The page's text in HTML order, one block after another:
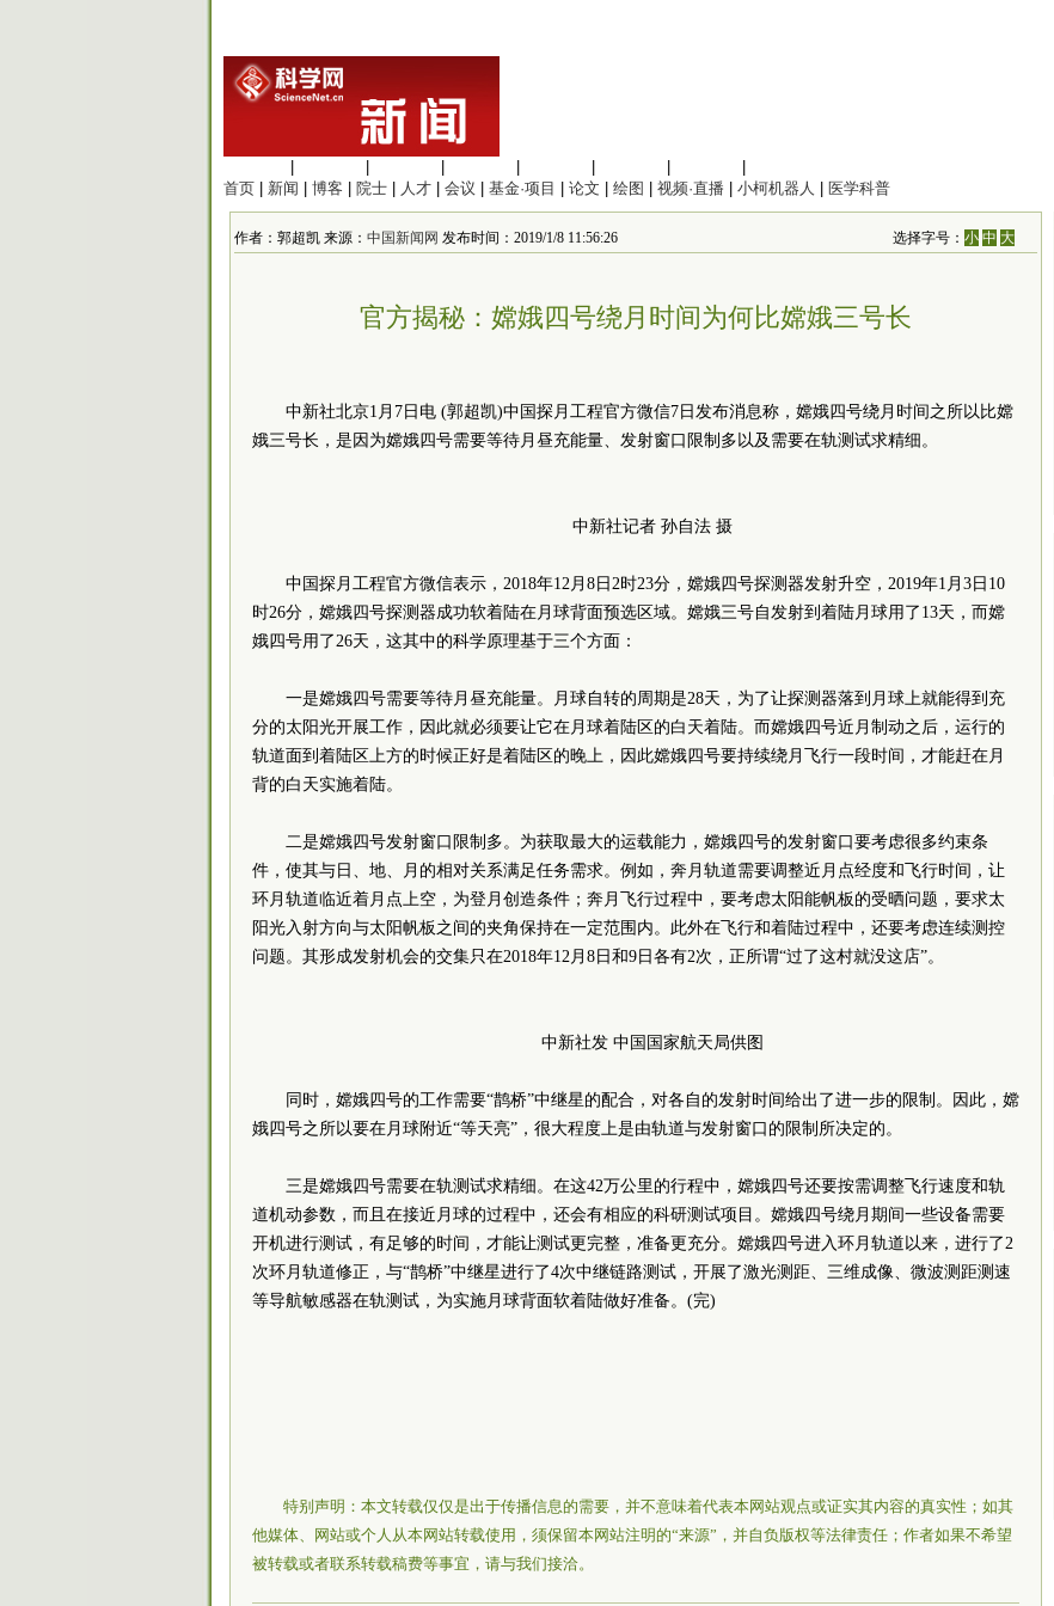
首页
新闻 博客 院士 人才 会议 基金·项目 论文 绘图 视频·直播 小柯机器人 医学科普
作者：郭超凯 来源： 中国新闻网 发布时间：2019/1/8 11:56:26 选择字号：小 中 大
官方揭秘：嫦娥四号绕月时间为何比嫦娥三号长
中新社北京1月7日电 (郭超凯)中国探月工程官方微信7日发布消息称，嫦娥四号绕月时间之所以比嫦
娥三号长，是因为嫦娥四号需要等待月昼充能量、发射窗口限制多以及需要在轨测试求精细。
中新社记者 孙自法 摄
中国探月工程官方微信表示，2018年12月8日2时23分，嫦娥四号探测器发射升空，2019年1月3日10
时26分，嫦娥四号探测器成功软着陆在月球背面预选区域。嫦娥三号自发射到着陆月球用了13天，而嫦
娥四号用了26天，这其中的科学原理基于三个方面：
一是嫦娥四号需要等待月昼充能量。月球自转的周期是28天，为了让探测器落到月球上就能得到充
分的太阳光开展工作，因此就必须要让它在月球着陆区的白天着陆。而嫦娥四号近月制动之后，运行的
轨道面到着陆区上方的时候正好是着陆区的晚上，因此嫦娥四号要持续绕月飞行一段时间，才能赶在月
背的白天实施着陆。
二是嫦娥四号发射窗口限制多。为获取最大的运载能力，嫦娥四号的发射窗口要考虑很多约束条
件，使其与日、地、月的相对关系满足任务需求。例如，奔月轨道需要调整近月点经度和飞行时间，让
环月轨道临近着月点上空，为登月创造条件；奔月飞行过程中，要考虑太阳能帆板的受晒问题，要求太
阳光入射方向与太阳帆板之间的夹角保持在一定范围内。此外在飞行和着陆过程中，还要考虑连续测控
问题。其形成发射机会的交集只在2018年12月8日和9日各有2次，正所谓“过了这村就没这店”。
中新社发 中国国家航天局供图
同时，嫦娥四号的工作需要“鹊桥”中继星的配合，对各自的发射时间给出了进一步的限制。因此，嫦
娥四号之所以要在月球附近“等天亮”，很大程度上是由轨道与发射窗口的限制所决定的。
三是嫦娥四号需要在轨测试求精细。在这42万公里的行程中，嫦娥四号还要按需调整飞行速度和轨
道机动参数，而且在接近月球的过程中，还会有相应的科研测试项目。嫦娥四号绕月期间一些设备需要
开机进行测试，有足够的时间，才能让测试更完整，准备更充分。嫦娥四号进入环月轨道以来，进行了2
次环月轨道修正，与“鹊桥”中继星进行了4次中继链路测试，开展了激光测距、三维成像、微波测距测速
等导航敏感器在轨测试，为实施月球背面软着陆做好准备。(完)
特别声明：本文转载仅仅是出于传播信息的需要，并不意味着代表本网站观点或证实其内容的真实性；如其
他媒体、网站或个人从本网站转载使用，须保留本网站注明的“来源”，并自负版权等法律责任；作者如果不希望
被转载或者联系转载稿费等事宜，请与我们接洽。